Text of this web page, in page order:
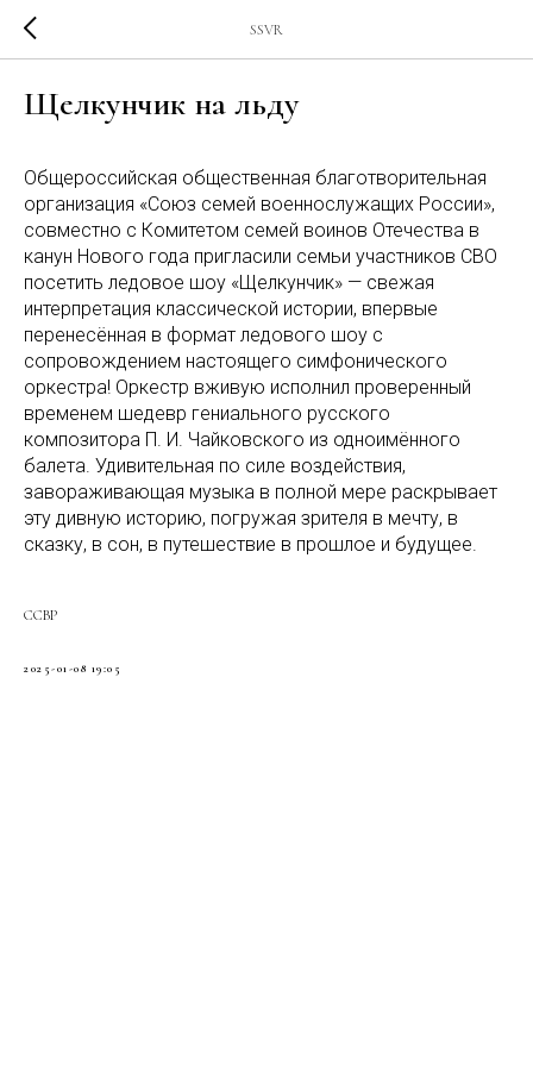
SSVR
Щелкунчик на льду
Общероссийская общественная благотворительная
организация «Союз семей военнослужащих России»,
совместно с Комитетом семей воинов Отечества в
канун Нового года пригласили семьи участников СВО
посетить ледовое шоу «Щелкунчик» — свежая
интерпретация классической истории, впервые
перенесённая в формат ледового шоу с
сопровождением настоящего симфонического
оркестра! Оркестр вживую исполнил проверенный
временем шедевр гениального русского
композитора П. И. Чайковского из одноимённого
балета. Удивительная по силе воздействия,
завораживающая музыка в полной мере раскрывает
эту дивную историю, погружая зрителя в мечту, в
сказку, в сон, в путешествие в прошлое и будущее.
ССВР
2025-01-08 19:05